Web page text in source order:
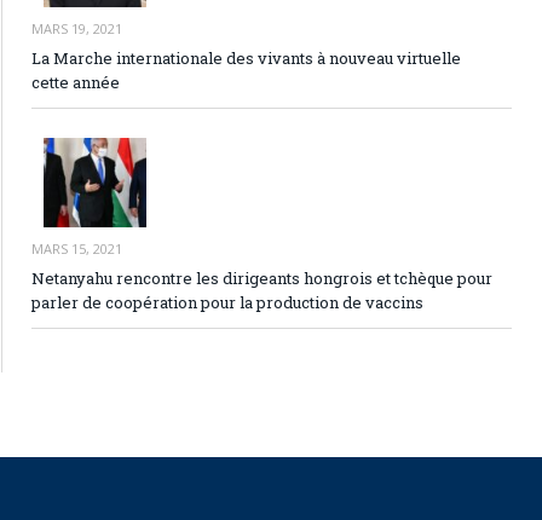
MARS 19, 2021
La Marche internationale des vivants à nouveau virtuelle
cette année
MARS 15, 2021
Netanyahu rencontre les dirigeants hongrois et tchèque pour
parler de coopération pour la production de vaccins